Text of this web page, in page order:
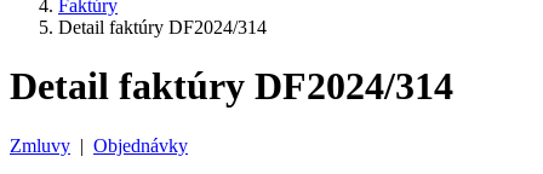
Faktúry
Detail faktúry DF2024/314
Detail faktúry DF2024/314
Zmluvy | Objednávky